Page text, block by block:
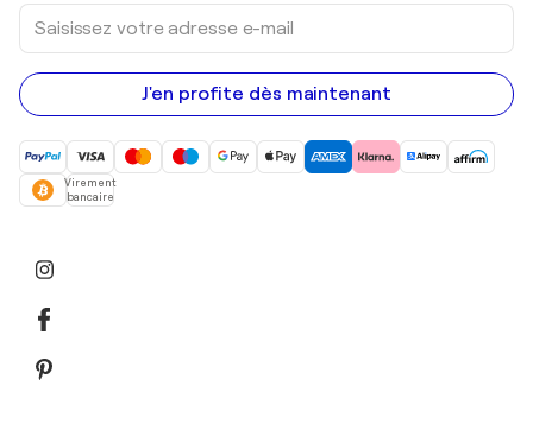
Saisissez
votre
adresse
e-
mail
J'en profite dès maintenant
Virement
bancaire